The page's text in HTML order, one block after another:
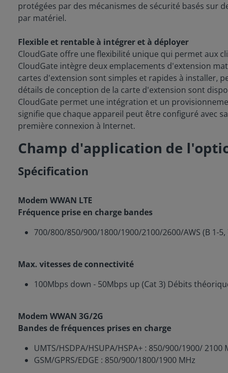
protégées par des mécanismes de sécurité basés sur
par matériel.
Flexible et rentable à intégrer et à déployer
CloudGate offre une flexibilité unique qui permet aux
CloudGate intègre deux emplacements d'extension
cartes d'extension sont simples et rapides à installer,
détails de conception de la carte d'extension sont
CloudGate permet une intégration et un
signifie que chaque appareil peut être configuré avec
première connexion à Internet.
Champ d'application de
Spécification
Modem WWAN LTE
Fréquence prise en charge bandes
700/800/850/900/1800/1900/2100/2600/AWS (B 1-5,
Max. vitesses de connectivité
100Mbps down - 50Mbps up (Cat 3) Débits
Modem WWAN 3G/2G
Bandes de fréquences prises en charge
UMTS/HSDPA/HSUPA/HSPA+ : 850/900/1900/
GSM/GPRS/EDGE : 850/900/1800/1900 MHz